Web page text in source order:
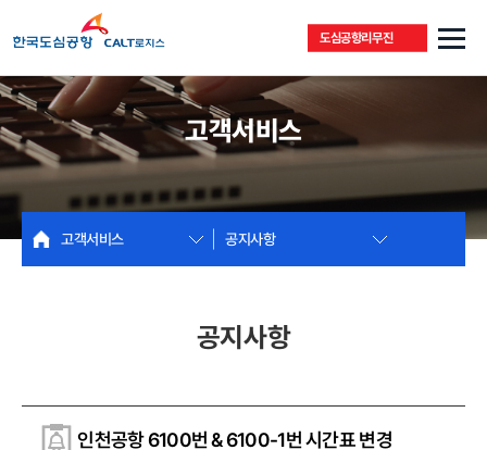
도심공항리무진
고객서비스
고객서비스 공지사항
공지사항
인천공항 6100번 & 6100-1번 시간표 변경